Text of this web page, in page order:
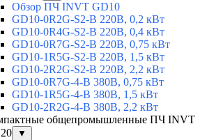
Обзор ПЧ INVT GD10
GD10-0R2G-S2-B 220В, 0,2 кВт
GD10-0R4G-S2-B 220В, 0,4 кВт
GD10-0R7G-S2-B 220В, 0,75 кВт
GD10-1R5G-S2-B 220В, 1,5 кВт
GD10-2R2G-S2-B 220В, 2,2 кВт
GD10-0R7G-4-B 380В, 0,75 кВт
GD10-1R5G-4-B 380В, 1,5 кВт
GD10-2R2G-4-B 380В, 2,2 кВт
общепромышленные ПЧ INVT
▼